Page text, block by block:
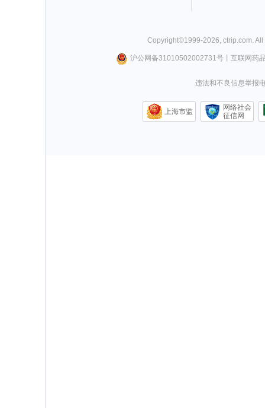
Copyright©1999-2026 ctrip.com .
沪公网备31010502002731号丨 互联网药
违法和不良信息举报
上海市监
网络社会
征信网